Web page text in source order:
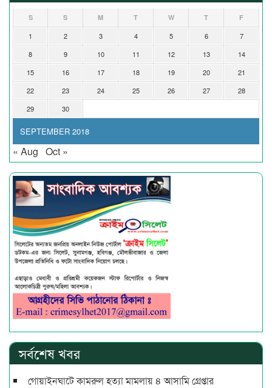
SEPTEMBER 2018
S S M T W T F
1 2 3 4 5 6
7
8
9 10 11 12 13
14
15
16 17 18 19 20
21
22
23 24 25 26 27
28
29
30
« Aug Oct »
সর্বশেষ খবর
গোয়াইনঘাটে কামরুল হত্যা মামলায় ৪ আসামি গ্রেপ্তার